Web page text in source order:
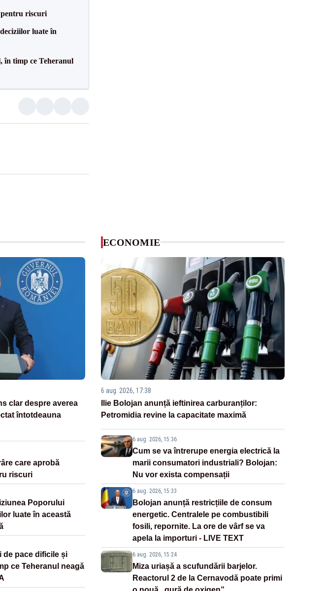
riscuri
luate în
în timp ce Teheranul
clar despre averea
întotdeauna
care aprobă
riscuri
Poporului
luate în această
de pace dificile și
ce Teheranul neagă
ECONOMIE
6 aug. 2026, 17:38
Ilie Bolojan anunță ieftinirea carburanților:
Petromidia revine la capacitate maximă
6 aug. 2026, 15:36
Cum se va întrerupe energia electrică la
marii consumatori industriali? Bolojan:
Nu vor exista compensații
6 aug. 2026, 15:33
Bolojan anunță restricțiile de consum
energetic. Centralele pe combustibili
fosili, repornite. La ore de vârf se va
apela la importuri - LIVE TEXT
6 aug. 2026, 15:24
Miza uriașă a scufundării barjelor.
Reactorul 2 de la Cernavodă poate primi